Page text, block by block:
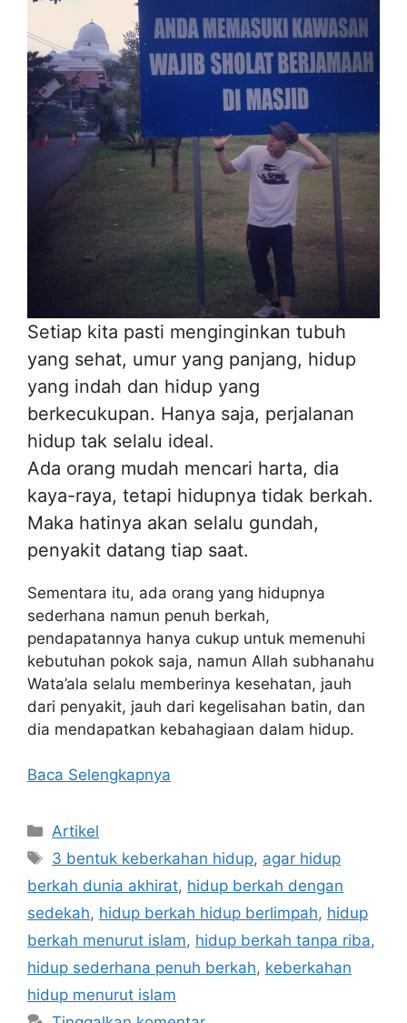
Setiap kita pasti menginginkan tubuh
yang sehat, umur yang panjang, hidup
yang indah dan hidup yang
berkecukupan. Hanya saja, perjalanan
hidup tak selalu ideal.
Ada orang mudah mencari harta, dia
kaya-raya, tetapi hidupnya tidak berkah.
Maka hatinya akan selalu gundah,
penyakit datang tiap saat.
Sementara itu, ada orang yang hidupnya
sederhana namun penuh berkah,
pendapatannya hanya cukup untuk memenuhi
kebutuhan pokok saja, namun Allah subhanahu
Wata’ala selalu memberinya kesehatan, jauh
dari penyakit, jauh dari kegelisahan batin, dan
dia mendapatkan kebahagiaan dalam hidup.
Baca Selengkapnya
Kategori
Artikel
Tag
3 bentuk keberkahan hidup, agar hidup
berkah dunia akhirat, hidup berkah dengan
sedekah, hidup berkah hidup berlimpah, hidup
berkah menurut islam, hidup berkah tanpa riba,
hidup sederhana penuh berkah, keberkahan
hidup menurut islam